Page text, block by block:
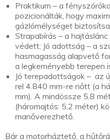
Praktikum – a
pozicionálták, hogy
gázlómélységet
Strapabírás – a
védett; Jó adottság – a
hasmagasság alapvető
a legkeményebb terepen
Jó terepadottságok – az
rel 4.840 mm-re nőtt (a
mm). A mindössze 5,8
(háromajtós: 5,2 méter)
manőverezhető.
Bár a motorháztető, a